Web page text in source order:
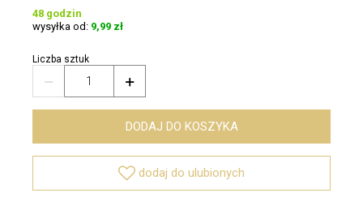
48 godzin
wysyłka od: 9,99 zł
Liczba sztuk
 
DODAJ DO KOSZYKA
 dodaj do ulubionych